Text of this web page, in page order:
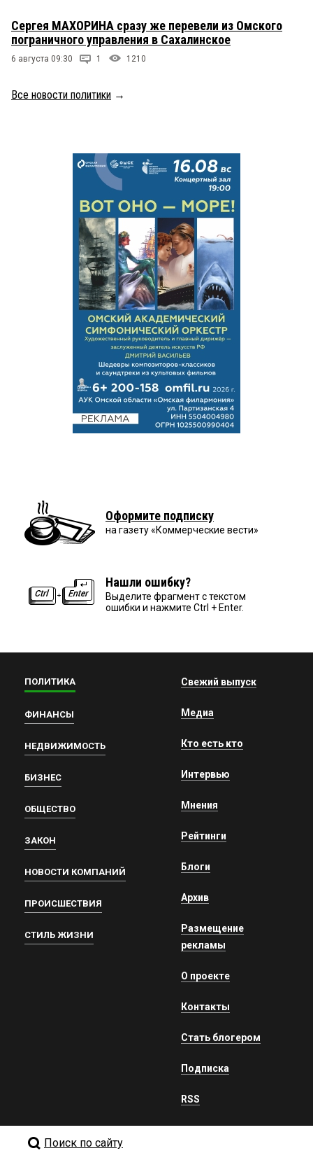
Сергея МАХОРИНА сразу же перевели из Омского
пограничного управления в Сахалинское
6 августа 09:30 1 1210
Все новости политики →
Оформите подписку
на газету «Коммерческие вести»
Нашли ошибку?
Выделите фрагмент с текстом
ошибки и нажмите Ctrl + Enter.
ПОЛИТИКА
ФИНАНСЫ
НЕДВИЖИМОСТЬ
БИЗНЕС
ОБЩЕСТВО
ЗАКОН
НОВОСТИ КОМПАНИЙ
ПРОИСШЕСТВИЯ
СТИЛЬ ЖИЗНИ
Свежий выпуск
Медиа
Кто есть кто
Интервью
Мнения
Рейтинги
Блоги
Архив
Размещение
рекламы
О проекте
Контакты
Стать блогером
Подписка
RSS
Поиск по сайту